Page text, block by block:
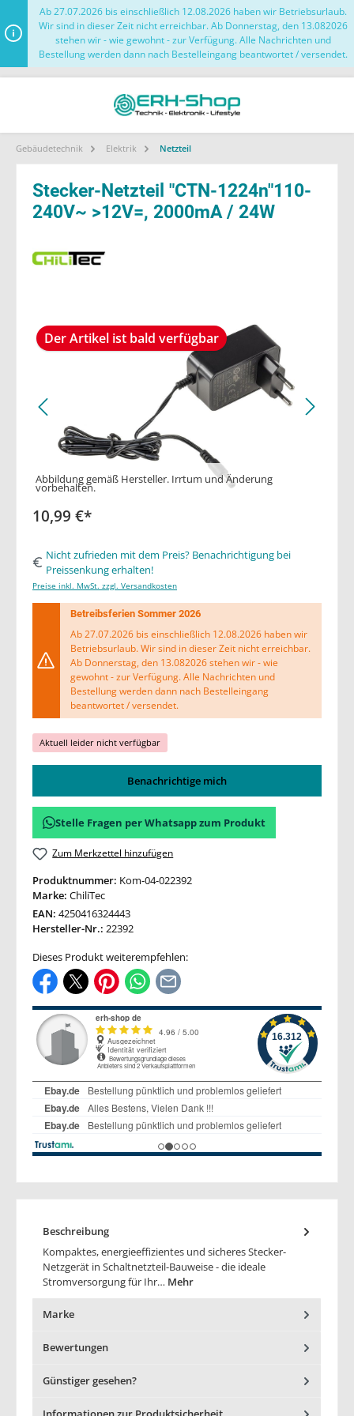
Ab 27.07.2026 bis einschließlich 12.08.2026 haben wir Betriebsurlaub.
Wir sind in dieser Zeit nicht erreichbar. Ab Donnerstag, den 13.082026
stehen wir - wie gewohnt - zur Verfügung. Alle Nachrichten und
Bestellung werden dann nach Bestelleingang beantwortet / versendet.
Gebäudetechnik Elektrik Netzteil
Stecker-Netzteil "CTN-1224n"110-
240V~ >12V=, 2000mA / 24W
Der Artikel ist bald verfügbar
Abbildung gemäß Hersteller. Irrtum und Änderung
vorbehalten.
10,99 €*
Nicht zufrieden mit dem Preis? Benachrichtigung bei
Preissenkung erhalten!
Preise inkl. MwSt. zzgl. Versandkosten
Betreibsferien Sommer 2026
Ab 27.07.2026 bis einschließlich 12.08.2026 haben wir
Betriebsurlaub. Wir sind in dieser Zeit nicht erreichbar.
Ab Donnerstag, den 13.082026 stehen wir - wie
gewohnt - zur Verfügung. Alle Nachrichten und
Bestellung werden dann nach Bestelleingang
beantwortet / versendet.
Aktuell leider nicht verfügbar
Benachrichtige mich
Stelle Fragen per Whatsapp zum Produkt
Zum Merkzettel hinzufügen
Produktnummer: Kom-04-022392
Marke: ChiliTec
EAN: 4250416324443
Hersteller-Nr.: 22392
Dieses Produkt weiterempfehlen:
Beschreibung
Kompaktes, energieeffizientes und sicheres Stecker-
Netzgerät in Schaltnetzteil-Bauweise - die ideale
Stromversorgung für Ihr… Mehr
Marke
Bewertungen
Günstiger gesehen?